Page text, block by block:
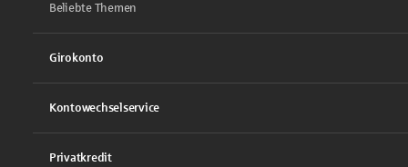
Beliebte Themen
Girokonto
Kontowechselservice
Privatkredit